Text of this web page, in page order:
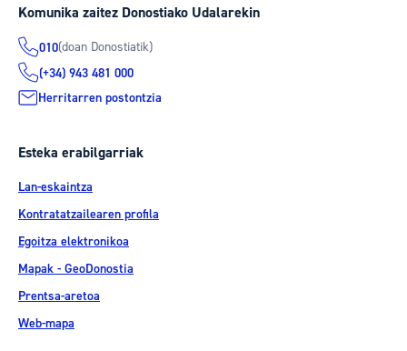
Komunika zaitez Donostiako Udalarekin
010(doan Donostiatik)
(+34) 943 481 000
Herritarren postontzia
Esteka erabilgarriak
Lan-eskaintza
Kontratatzailearen profila
Egoitza elektronikoa
Mapak - GeoDonostia
Prentsa-aretoa
Web-mapa